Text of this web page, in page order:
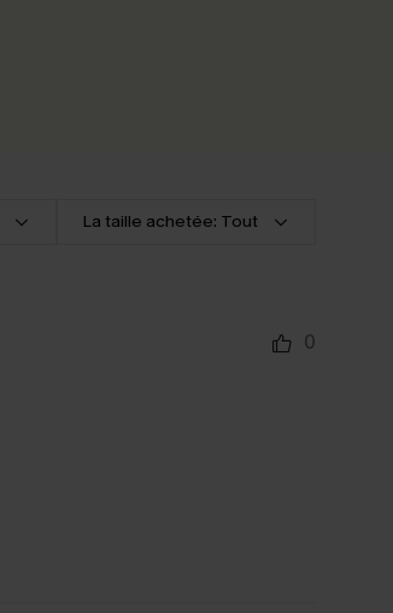
La taille achetée: Tout
0